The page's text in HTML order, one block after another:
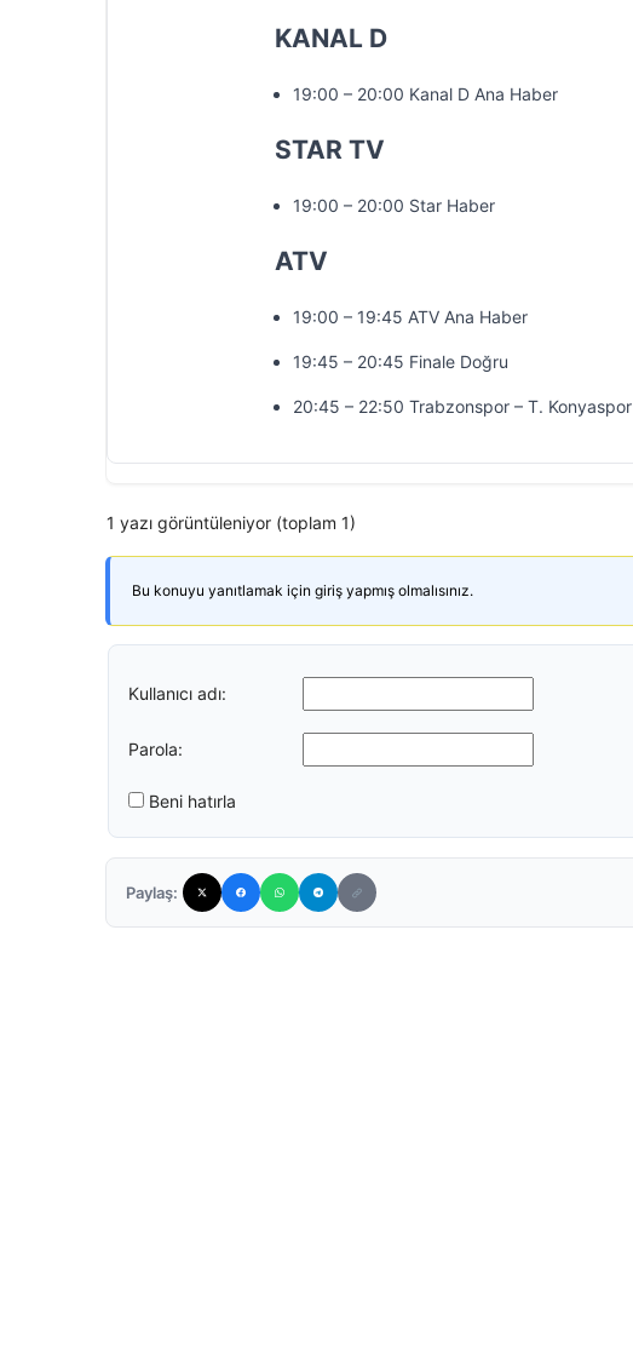
KANAL D
19:00 – 20:00 Kanal D Ana Haber
STAR TV
19:00 – 20:00 Star Haber
ATV
19:00 – 19:45 ATV Ana Haber
19:45 – 20:45 Finale Doğru
20:45 – 22:50 Trabzonspor – T. Konyaspor
1 yazı görüntüleniyor (toplam 1)
Bu konuyu yanıtlamak için giriş yapmış olmalısınız.
Kullanıcı adı:
Parola:
Beni hatırla
Paylaş: